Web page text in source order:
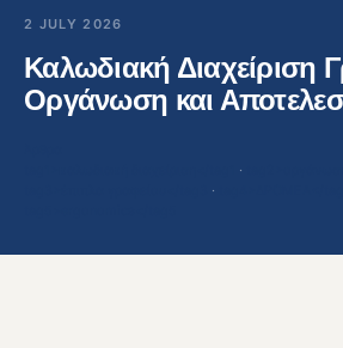
2 JULY 2026
Καλωδιακή Διαχείριση
Οργάνωση και
·
·